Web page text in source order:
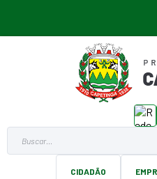
Buscar...
CIDADÃO